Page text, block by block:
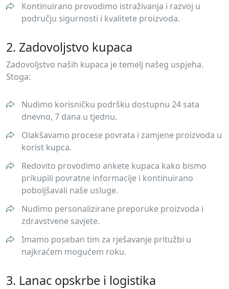
Kontinuirano provodimo istraživanja i razvoj u
području sigurnosti i kvalitete proizvoda.
2. Zadovoljstvo kupaca
Zadovoljstvo naših kupaca je temelj našeg uspjeha.
Stoga:
Nudimo korisničku podršku dostupnu 24 sata
dnevno, 7 dana u tjednu.
Olakšavamo procese povrata i zamjene proizvoda u
korist kupca.
Redovito provodimo ankete kupaca kako bismo
prikupili povratne informacije i kontinuirano
poboljšavali naše usluge.
Nudimo personalizirane preporuke proizvoda i
zdravstvene savjete.
Imamo poseban tim za rješavanje pritužbi u
najkraćem mogućem roku.
3. Lanac opskrbe i logistika